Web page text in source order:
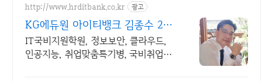
http://www.hrditbank.co.kr 광고
KG에듀원 아이티뱅크 김종수 27
년경력전문가 IT취업상담
IT국비지원학원, 정보보안, 클라우드,
인공지능, 취업맞춤특기병, 국비취업교